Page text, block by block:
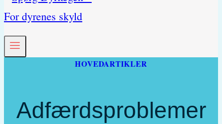
HOVEDARTIKLER
Adfærdsproblemer